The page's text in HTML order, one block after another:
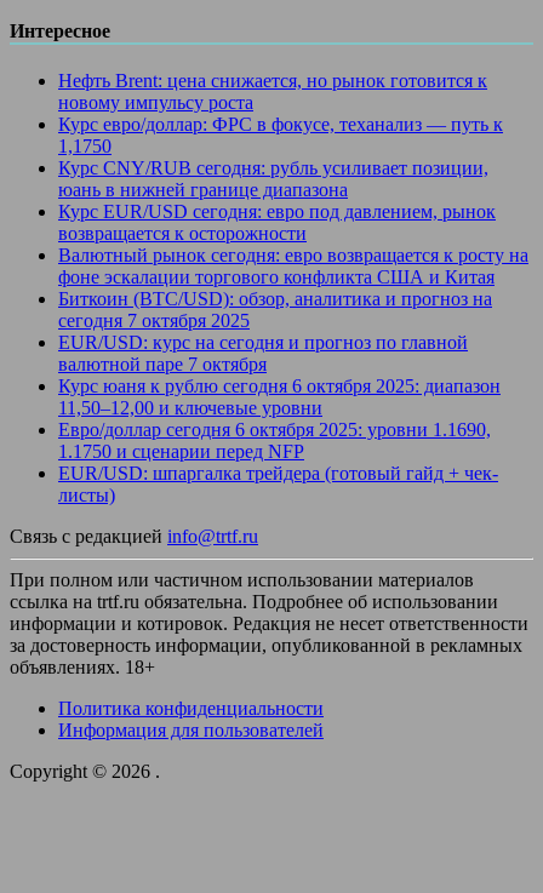
Интересное
Нефть Brent: цена снижается, но рынок готовится к
новому импульсу роста
Курс евро/доллар: ФРС в фокусе, теханализ — путь к
1,1750
Курс CNY/RUB сегодня: рубль усиливает позиции,
юань в нижней границе диапазона
Курс EUR/USD сегодня: евро под давлением, рынок
возвращается к осторожности
Валютный рынок сегодня: евро возвращается к росту на
фоне эскалации торгового конфликта США и Китая
Биткоин (BTC/USD): обзор, аналитика и прогноз на
сегодня 7 октября 2025
EUR/USD: курс на сегодня и прогноз по главной
валютной паре 7 октября
Курс юаня к рублю сегодня 6 октября 2025: диапазон
11,50–12,00 и ключевые уровни
Евро/доллар сегодня 6 октября 2025: уровни 1.1690,
1.1750 и сценарии перед NFP
EUR/USD: шпаргалка трейдера (готовый гайд + чек-
листы)
Связь с редакцией info@trtf.ru
При полном или частичном использовании материалов
ссылка на trtf.ru обязательна. Подробнее об использовании
информации и котировок. Редакция не несет ответственности
за достоверность информации, опубликованной в рекламных
объявлениях. 18+
Политика конфиденциальности
Информация для пользователей
Copyright © 2026 .